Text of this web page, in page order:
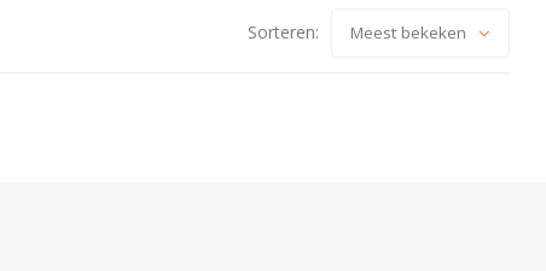
Sorteren: Meest bekeken